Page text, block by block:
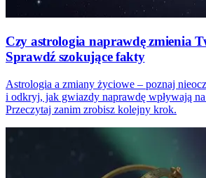
Czy astrologia naprawdę zmienia
Sprawdź szokujące fakty
Astrologia a zmiany życiowe – poznaj
i odkryj, jak gwiazdy naprawdę wpływają
Przeczytaj zanim zrobisz kolejny krok.